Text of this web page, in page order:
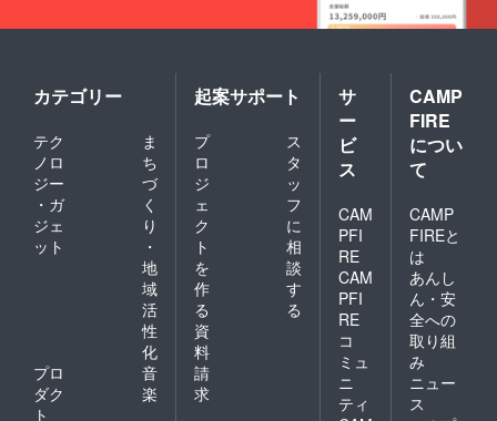
カテゴリー
テク
ノロ
ジー
・ガ
ジェ
ット
ま
ち
づ
く
り
・
地
域
活
性
化
プロ
ダク
ト
音
楽
起案サポート
プ
ロ
ジ
ェ
ク
ト
を
作
る
ス
タ
ッ
フ
に
相
談
す
る
資
料
請
求
サ
ー
ビ
ス
CAM
PFI
RE
CAM
PFI
RE
コ
ミュ
ニ
ティ
CAMP
FIRE
につい
て
CAMP
FIREと
は
あんし
ん・安
全への
取り組
み
ニュー
ス